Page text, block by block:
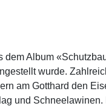
dem Album
wurde.
am Gotthard den
und